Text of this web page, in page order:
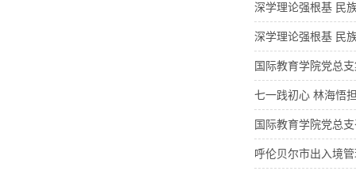
深学理论强根基 民
深学理论强根基 民
国际教育学院党总
七一践初心 林海悟
国际教育学院党总
呼伦贝尔市出入境